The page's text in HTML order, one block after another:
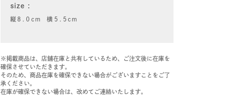
size
縦８.０cm 横５.５cm
※掲載商品は、店舗在庫と共有しているため、ご注文後に在庫を
確保させていただきます。
そのため、商品在庫を確保できない場合がございますことをご了
承ください。
在庫が確保できない場合は、改めてご連絡いたします。